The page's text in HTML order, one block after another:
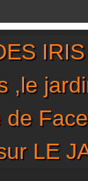
,le
de
LE